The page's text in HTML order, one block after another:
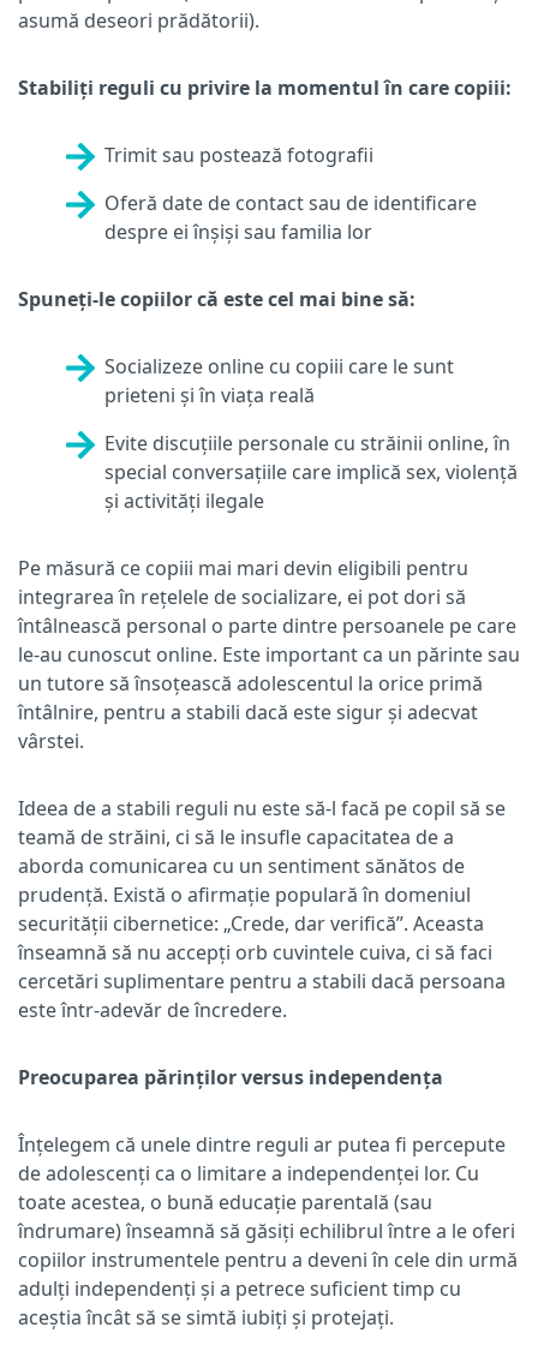
asumă deseori prădătorii).
Stabiliți reguli cu privire la momentul în care copiii:
Trimit sau postează fotografii
Oferă date de contact sau de identificare
despre ei înșiși sau familia lor
Spuneți-le copiilor că este cel mai bine să:
Socializeze online cu copiii care le sunt
prieteni și în viața reală
Evite discuțiile personale cu străinii online, în
special conversațiile care implică sex, violență
și activități ilegale
Pe măsură ce copiii mai mari devin eligibili pentru
integrarea în rețelele de socializare, ei pot dori să
întâlnească personal o parte dintre persoanele pe care
le-au cunoscut online. Este important ca un părinte sau
un tutore să însoțească adolescentul la orice primă
întâlnire, pentru a stabili dacă este sigur și adecvat
vârstei.
Ideea de a stabili reguli nu este să-l facă pe copil să se
teamă de străini, ci să le insufle capacitatea de a
aborda comunicarea cu un sentiment sănătos de
prudență. Există o afirmație populară în domeniul
securității cibernetice: „Crede, dar verifică”. Aceasta
înseamnă să nu accepți orb cuvintele cuiva, ci să faci
cercetări suplimentare pentru a stabili dacă persoana
este într-adevăr de încredere.
Preocuparea părinților versus independența
Înțelegem că unele dintre reguli ar putea fi percepute
de adolescenți ca o limitare a independenței lor. Cu
toate acestea, o bună educație parentală (sau
îndrumare) înseamnă să găsiți echilibrul între a le oferi
copiilor instrumentele pentru a deveni în cele din urmă
adulți independenți și a petrece suficient timp cu
aceștia încât să se simtă iubiți și protejați.